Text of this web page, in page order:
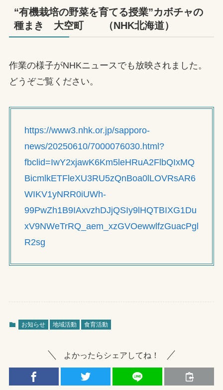
“有機栽培の野菜を育てる授業”カボチャの
種まき 大空町 （NHK北海道）
作業の様子がNHKニュースでも放映されました。
どうぞご覧ください。
https://www3.nhk.or.jp/sapporo-
news/20250610/7000076030.html?
fbclid=IwY2xjawK6Km5leHRuA2FlbQIxMQ
BicmlkETFleXU3RU5zQnBoa0lLOVRsAR6
WIKV1yNRR0iUWh-
99PwZh1B9IAxvzhDJjQSIy9lHQTBIXG1Du
xV9NWeTrRQ_aem_xzGVOewwlfzGuacPgl
R2sg
お知らせ 地域活動 食育活動
よかったらシェアしてね！